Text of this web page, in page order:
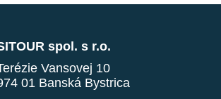
spol. s r.o.
Vansovej 10
01 Banská Bystrica